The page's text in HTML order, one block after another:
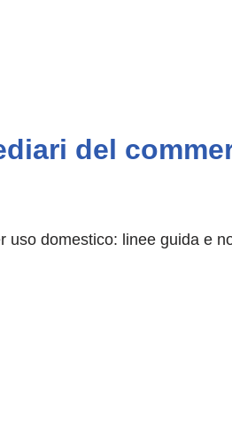
del
uso domestico: linee guida e